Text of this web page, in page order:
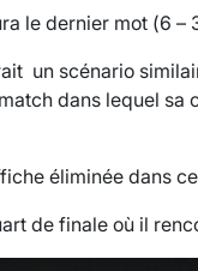
le dernier mot (6 –
un scénario
dans lequel sa
éliminée dans
de finale où il